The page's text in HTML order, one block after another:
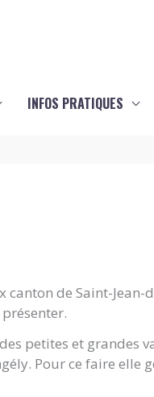
INFOS PRATIQUES
de Saint-Jean-
petites et grandes
Pour ce faire elle